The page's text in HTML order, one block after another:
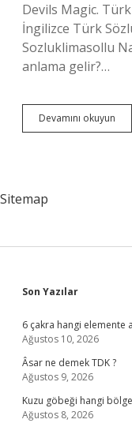
Devils Magic.
İngilizce Türk
Sozluklimasollu
anlama gelir?…
Devamını okuyun
Ne
Sitemap
Sidebar
Son Yazılar
6 çakra hangi elemente
Ağustos 10, 2026
Âsar ne demek TDK ?
Ağustos 9, 2026
Kuzu göbeği hangi
Ağustos 8, 2026